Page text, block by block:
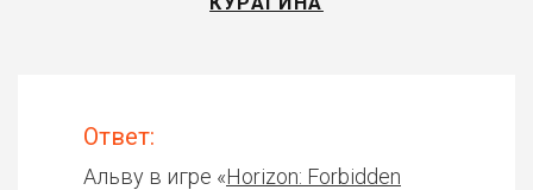
Ответ:
Альву в игре «Horizon: Forbidden